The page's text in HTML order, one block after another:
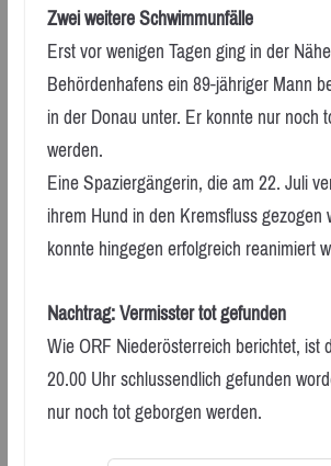
Zwei weitere Schwimmunfälle
Erst vor wenigen Tagen ging in der
Behördenhafens ein 89-jähriger Mann
in der Donau unter. Er konnte nur noch
werden.
Eine Spaziergängerin, die am 22. Juli
ihrem Hund in den Kremsfluss gezogen
konnte hingegen erfolgreich reanimiert
Nachtrag: Vermisster tot gefunden
Wie ORF Niederösterreich berichtet, ist
20.00 Uhr schlussendlich gefunden
nur noch tot geborgen werden.